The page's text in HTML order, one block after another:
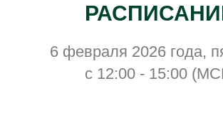
6 февраля 2026 года,
с 12:00 - 15:00